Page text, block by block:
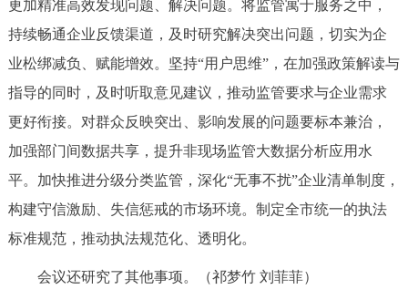
更加精准高效发现问题、解决问题。将监管寓于服务之中，
持续畅通企业反馈渠道，及时研究解决突出问题，切实为企
业松绑减负、赋能增效。坚持“用户思维”，在加强政策解读与
指导的同时，及时听取意见建议，推动监管要求与企业需求
更好衔接。对群众反映突出、影响发展的问题要标本兼治，
加强部门间数据共享，提升非现场监管大数据分析应用水
平。加快推进分级分类监管，深化“无事不扰”企业清单制度，
构建守信激励、失信惩戒的市场环境。制定全市统一的执法
标准规范，推动执法规范化、透明化。
会议还研究了其他事项。（祁梦竹 刘菲菲）